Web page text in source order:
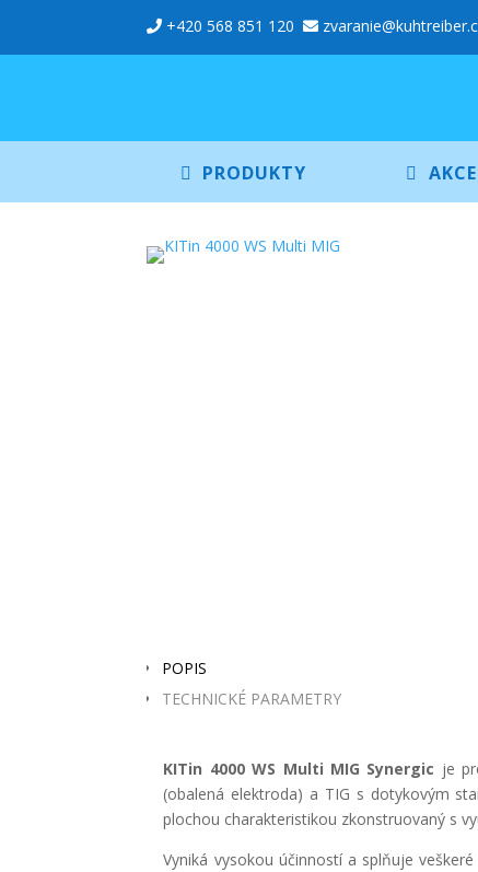
+420 568 851 120
PRODUKTY AKCE
POPIS
TECHNICKÉ PARAMETRY
KITin 4000 WS Multi MIG Synergic je
(obalená elektroda) a TIG s dotykovým
plochou charakteristikou zkonstruovaný s
Vyniká vysokou účinností a splňuje